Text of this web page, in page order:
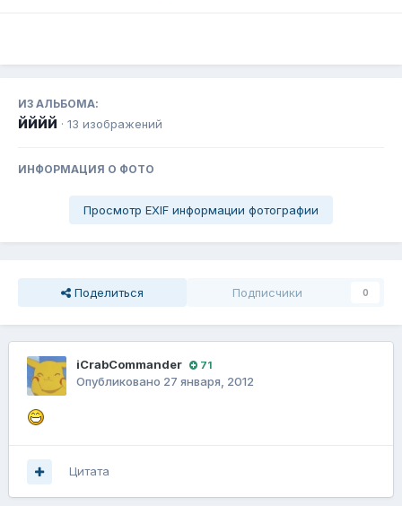
ИЗ АЛЬБОМА:
йййй · 13 изображений
ИНФОРМАЦИЯ О ФОТО
Просмотр EXIF информации фотографии
Поделиться Подписчики 0
iCrabCommander 71
Опубликовано 27 января, 2012
Цитата